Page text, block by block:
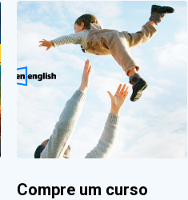
Compre um curso